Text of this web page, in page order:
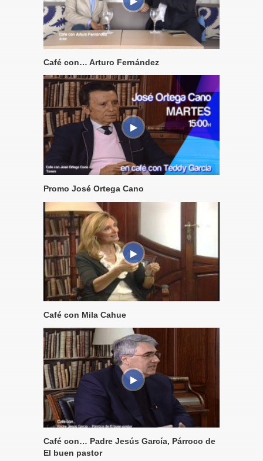
Café con… Arturo Fernández
Promo José Ortega Cano
Café con Mila Cahue
Café con… Padre Jesús García, Párroco de
El buen pastor